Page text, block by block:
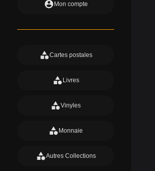
account_circle Mon compte
categoryCartes postales
category Livres
categoryVinyles
category Monnaie
categoryAutres Collections